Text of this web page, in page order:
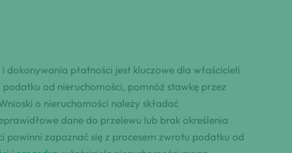
płatności jest kluczowe dla właścicieli
od nieruchomości, pomnóż stawkę przez
o nieruchomości należy składać
dane do przelewu lub brak określenia
zapoznać się z procesem zwrotu podatku od